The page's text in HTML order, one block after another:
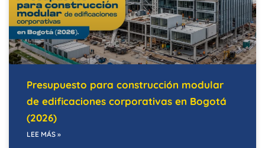
Presupuesto para construcción modular
de edificaciones corporativas en Bogotá
(2026)
LEE MÁS »